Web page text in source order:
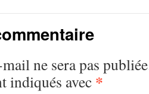
ne sera pas
indiqués avec *